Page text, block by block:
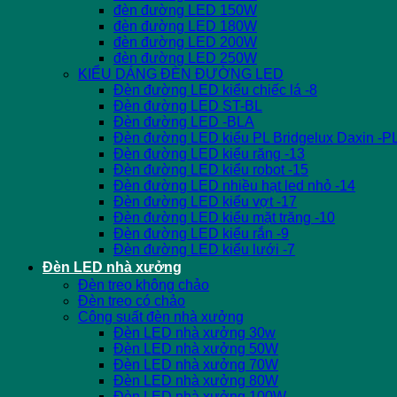
đèn đường LED 150W
đèn đường LED 180W
đèn đường LED 200W
đèn đường LED 250W
KIỂU DÁNG ĐÈN ĐƯỜNG LED
Đèn đường LED kiểu chiếc lá -8
Đèn đường LED ST-BL
Đèn đường LED -BLA
Đèn đường LED kiểu PL Bridgelux Daxin -
Đèn đường LED kiểu răng -13
Đèn đường LED kiểu robot -15
Đèn đường LED nhiều hạt led nhỏ -14
Đèn đường LED kiểu vợt -17
Đèn đường LED kiểu mặt trăng -10
Đèn đường LED kiểu rắn -9
Đèn đường LED kiểu lưới -7
Đèn LED nhà xưởng
Đèn treo không chảo
Đèn treo có chảo
Công suất đèn nhà xưởng
Đèn LED nhà xưởng 30w
Đèn LED nhà xưởng 50W
Đèn LED nhà xưởng 70W
Đèn LED nhà xưởng 80W